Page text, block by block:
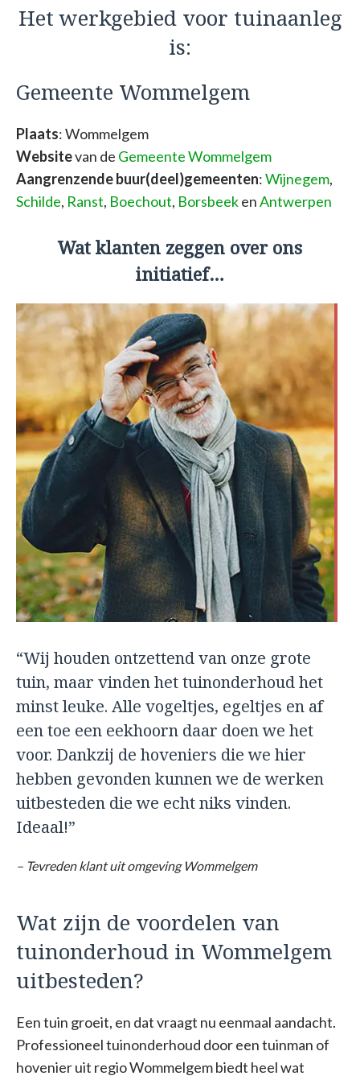
Het werkgebied voor tuinaanleg
is:
Gemeente Wommelgem
Plaats: Wommelgem
Websitevan de Gemeente Wommelgem
Aangrenzende buur(deel)gemeenten:Wijnegem,
Schilde, Ranst, Boechout, BorsbeekenAntwerpen
Wat klanten zeggen over ons
initiatief…
“Wij houden ontzettend van onze grote
tuin, maar vinden het tuinonderhoud het
minst leuke. Alle vogeltjes, egeltjes en af
een toe een eekhoorn daar doen we het
voor. Dankzij de hoveniers die we hier
hebben gevonden kunnen we de werken
uitbesteden die we echt niks vinden.
Ideaal!”
– Tevreden klant uit omgeving Wommelgem
Wat zijn de voordelen van
tuinonderhoud in Wommelgem
uitbesteden?
Een tuin groeit, en dat vraagt nu eenmaal aandacht.
Professioneel tuinonderhoud door een tuinman of
hovenier uit regio Wommelgem biedt heel wat